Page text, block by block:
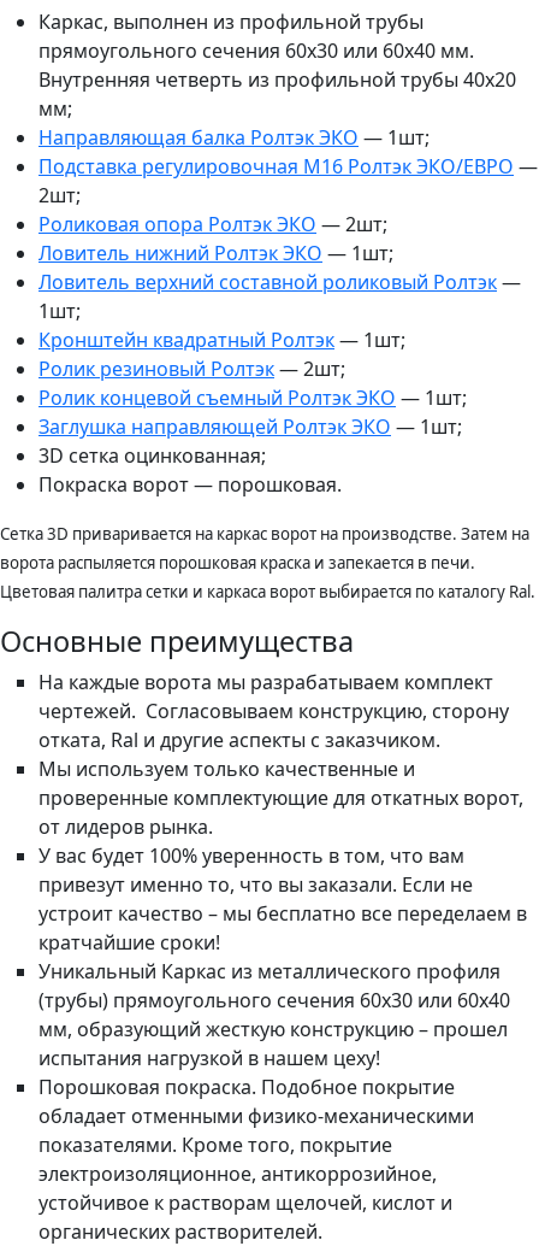
Каркас, выполнен из профильной трубы
прямоугольного сечения 60х30 или 60х40 мм.
Внутренняя четверть из профильной трубы 40х20
мм;
Направляющая балка Ролтэк ЭКО — 1шт;
Подставка регулировочная М16 Ролтэк ЭКО/ЕВРО —
2шт;
Роликовая опора Ролтэк ЭКО — 2шт;
Ловитель нижний Ролтэк ЭКО — 1шт;
Ловитель верхний составной роликовый Ролтэк—
1шт;
Кронштейн квадратный Ролтэк— 1шт;
Ролик резиновый Ролтэк— 2шт;
Ролик концевой съемный Ролтэк ЭКО — 1шт;
Заглушка направляющей Ролтэк ЭКО — 1шт;
3D сетка оцинкованная;
Покраска ворот — порошковая.
Сетка 3D приваривается на каркас ворот на производстве. Затем на
ворота распыляется порошковая краска и запекается в печи.
Цветовая палитра сетки и каркаса ворот выбирается по каталогу Ral.
Основные преимущества
На каждые ворота мы разрабатываем комплект
чертежей. Согласовываем конструкцию, сторону
отката, Ral и другие аспекты с заказчиком.
Мы используем только качественные и
проверенные комплектующие для откатных ворот,
от лидеров рынка.
У вас будет 100% уверенность в том, что вам
привезут именно то, что вы заказали. Если не
устроит качество – мы бесплатно все переделаем в
кратчайшие сроки!
Уникальный Каркас из металлического профиля
(трубы) прямоугольного сечения 60х30 или 60х40
мм, образующий жесткую конструкцию – прошел
испытания нагрузкой в нашем цеху!
Порошковая покраска. Подобное покрытие
обладает отменными физико-механическими
показателями. Кроме того, покрытие
электроизоляционное, антикоррозийное,
устойчивое к растворам щелочей, кислот и
органических растворителей.